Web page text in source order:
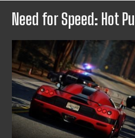
Need for Speed: Hot